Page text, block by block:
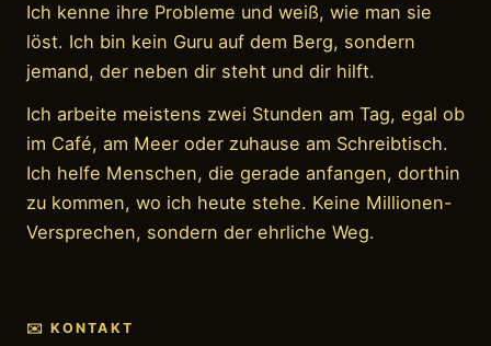
Ich kenne ihre Probleme und weiß, wie man sie
löst. Ich bin kein Guru auf dem Berg, sondern
jemand, der neben dir steht und dir hilft.
Ich arbeite meistens zwei Stunden am Tag, egal ob
im Café, am Meer oder zuhause am Schreibtisch.
Ich helfe Menschen, die gerade anfangen, dorthin
zu kommen, wo ich heute stehe. Keine Millionen-
Versprechen, sondern der ehrliche Weg.
✉️ KONTAKT